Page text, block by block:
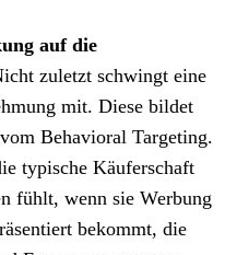
auf die
zuletzt schwingt eine
mit. Diese bildet
Behavioral Targeting.
typische Käuferschaft
fühlt, wenn sie Werbung
bekommt, die